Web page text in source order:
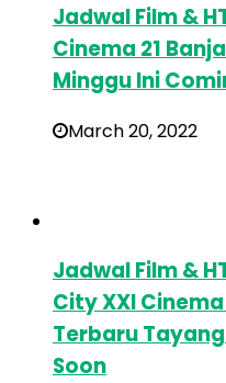
Jadwal Film &
Cinema 21
Minggu Ini
March 20, 2022
Jadwal Film &
City XXI
Terbaru
Soon